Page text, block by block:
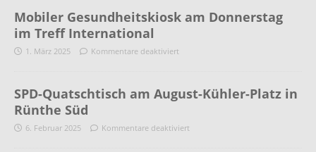
Mobiler Gesundheitskiosk am Donnerstag
im Treff International
1. März 2025 Kommentare deaktiviert
SPD-Quatschtisch am August-Kühler-Platz in
Rünthe Süd
6. Februar 2025 Kommentare deaktiviert